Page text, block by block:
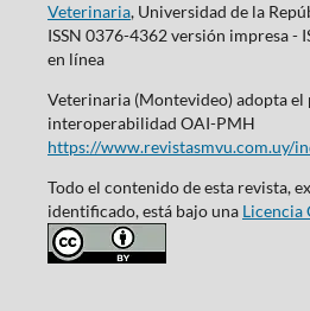
Veterinaria, Universidad de la
ISSN 0376-4362 versión impresa -
en línea
Veterinaria (Montevideo) adopta
interoperabilidad OAI-PMH
https://www.revistasmvu.com.uy/
Todo el contenido de esta revista,
identificado, está bajo una Licencia